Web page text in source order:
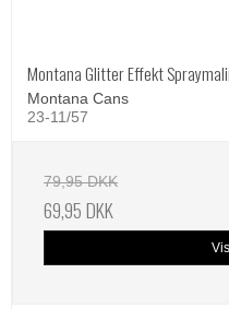
Montana Glitter Effekt
Montana Cans
23-11/57
79,95 DKK
69,95 DKK